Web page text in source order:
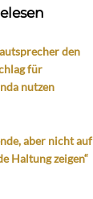
den
für
nutzen
aber nicht auf
Haltung zeigen“